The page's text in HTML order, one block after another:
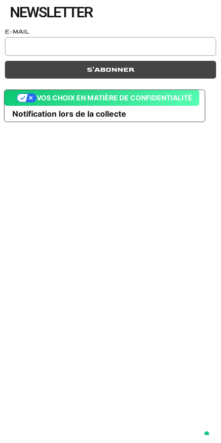
NEWSLETTER
E-MAIL
Notification lors de la collecte
VOS CHOIX EN MATIÈRE DE CONFIDENTIALITÉ